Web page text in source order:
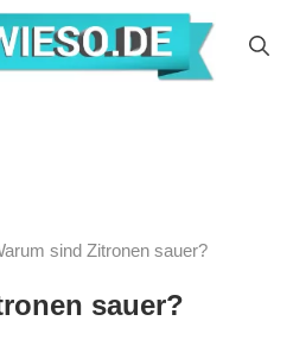
sind Zitronen sauer?
sauer?